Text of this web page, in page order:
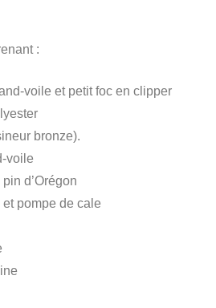
:
voile et petit foc en clipper
bronze).
voile
d’Orégon
pompe de cale